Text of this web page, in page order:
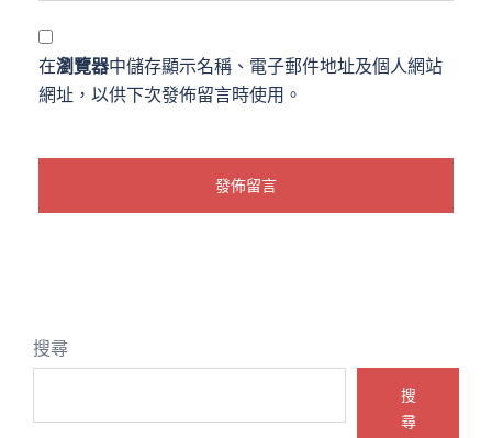
在瀏覽器中儲存顯示名稱、電子郵件地址及個人網站
網址，以供下次發佈留言時使用。
搜尋
搜
尋